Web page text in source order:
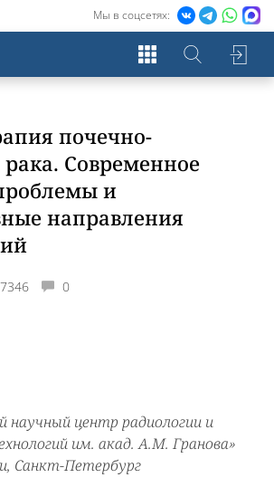
Мы в соцсетях:
почечно-
рака. Современное
и
направления
7346 0
научный центр радиологии и
им. акад. А.М. Гранова»
Санкт-Петербург